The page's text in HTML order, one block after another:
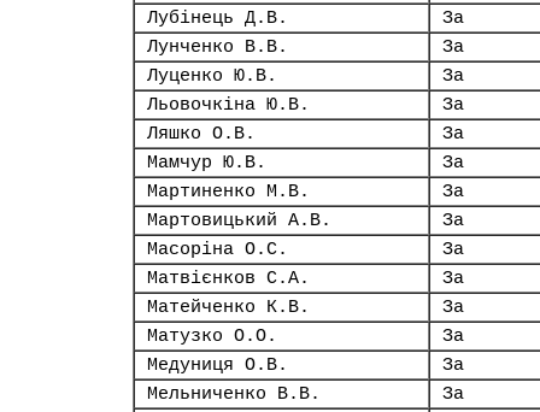
Лубінець Д.В.
За
Лунченко В.В.
За
Луценко Ю.В.
За
Льовочкіна Ю.В.
За
Ляшко О.В.
За
Мамчур Ю.В.
За
Мартиненко М.В.
За
Мартовицький А.В.
За
Масоріна О.С.
За
Матвієнков С.А.
За
Матейченко К.В.
За
Матузко О.О.
За
Медуниця О.В.
За
Мельниченко В.В.
За